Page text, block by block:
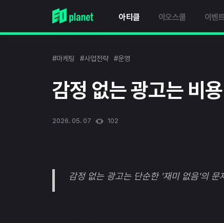
아티클 이오스쿨 이벤
#마케팅 #사업전략 #운영
감정 없는 광고는 비
2026. 05. 07 102
감정 없는 광고는 단순한 '재미 없음'의 문